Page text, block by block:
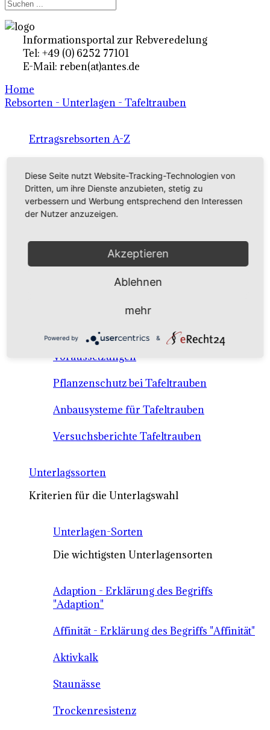
Informationsportal zur Rebveredelung
Tel: +49 (0) 6252 77101
E-Mail: reben(at)antes.de
Home
Rebsorten - Unterlagen - Tafeltrauben
Ertragsrebsorten A-Z
Rebsorten international
externe Links
Tafeltraubensorten
Anbausysteme & Recht
Tafeltrauben A-Z Sortenbeschreibungen
Tafeltraubenanbau - rechtliche
Voraussetzungen
Pflanzenschutz bei Tafeltrauben
Anbausysteme für Tafeltrauben
Versuchsberichte Tafeltrauben
Unterlagssorten
Kriterien für die Unterlagswahl
Unterlagen-Sorten
Die wichtigsten Unterlagensorten
Adaption - Erklärung des Begriffs
"Adaption"
Affinität - Erklärung des Begriffs "Affinität"
Aktivkalk
Staunässe
Trockenresistenz
Diese Seite nutzt Website-Tracking-Technologien von
Dritten, um ihre Dienste anzubieten, stetig zu
verbessern und Werbung entsprechend den Interessen
der Nutzer anzuzeigen.
Akzeptieren
Ablehnen
mehr
Powered by &